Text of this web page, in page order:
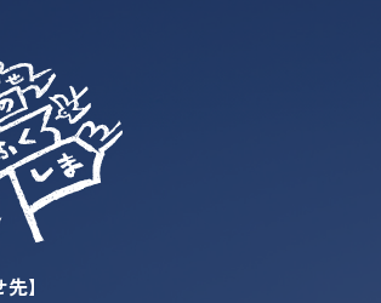
】